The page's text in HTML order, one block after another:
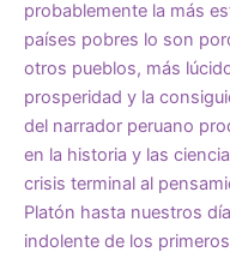
probablemente la más
países pobres lo son
otros pueblos, más
prosperidad y la
del narrador peruano
en la historia y las
crisis terminal al
Platón hasta nuestros
indolente de los